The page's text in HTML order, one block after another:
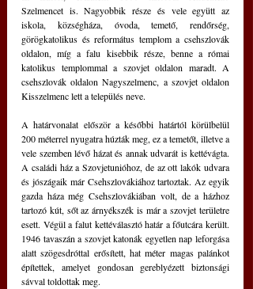
Szelmencet is. Nagyobbik része és vele együtt az
iskola, községháza, óvoda, temető, rendőrség,
görögkatolikus és református templom a csehszlovák
oldalon, míg a falu kisebbik része, benne a római
katolikus templommal a szovjet oldalon maradt. A
csehszlovák oldalon Nagyszelmenc, a szovjet oldalon
Kisszelmenc lett a település neve.
A határvonalat először a későbbi határtól körülbelül
200 méterrel nyugatra húzták meg, ez a temetőt, illetve a
vele szemben lévő házat és annak udvarát is kettévágta.
A családi ház a Szovjetunióhoz, de az ott lakók udvara
és jószágaik már Csehszlovákiához tartoztak. Az egyik
gazda háza még Csehszlovákiában volt, de a házhoz
tartozó kút, sőt az árnyékszék is már a szovjet területre
esett. Végül a falut kettéválasztó határ a főutcára került.
1946 tavaszán a szovjet katonák egyetlen nap leforgása
alatt szögesdróttal erősített, hat méter magas palánkot
építettek, amelyet gondosan gereblyézett biztonsági
sávval toldottak meg.